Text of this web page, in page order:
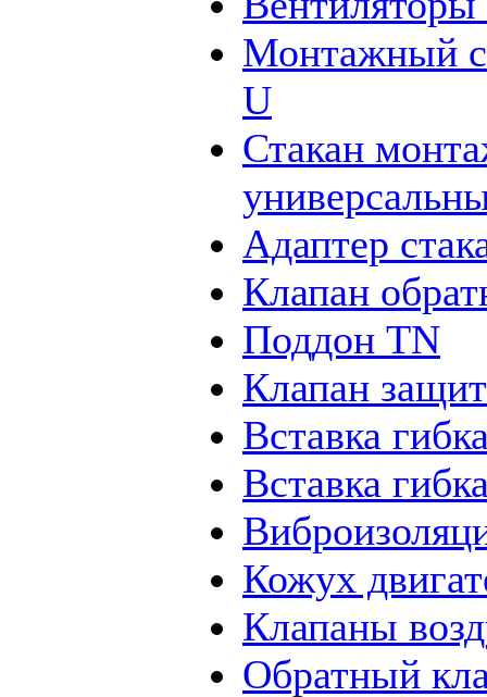
Монтажный
U
Стакан
Адаптер
Клапан
Поддон TN
Клапан
Вставка
Вставка
Кожух
Клапаны
Обратный